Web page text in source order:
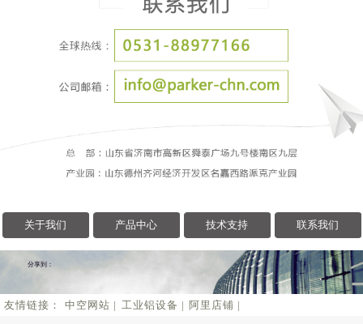
2018/11/30
为什么装修离不开门窗...
2018/11/22
你的高效团队是不是这...
门窗厂的未来
天空这抹彩色，是我们...
关于我们 产品中心 技术支持 联系我们
分享到：
友情链接： 中空网站 | 工业铝设备 | 阿里店铺 |